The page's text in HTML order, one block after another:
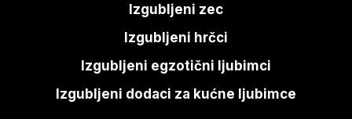
Izgubljeni zec
Izgubljeni hrčci
Izgubljeni egzotični ljubimci
Izgubljeni dodaci za kućne ljubimce